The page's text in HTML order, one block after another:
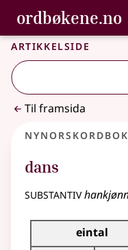
Gå til
Tilgjenge
ordbøkene.no
Bokmålsordboka og
Artikkelside
Til framsida
dans
substantiv
Bøyningstabell
eintal